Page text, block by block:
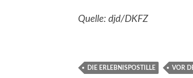
Quelle: djd/DKFZ
DIE ERLEBNISPOSTILLE VOR